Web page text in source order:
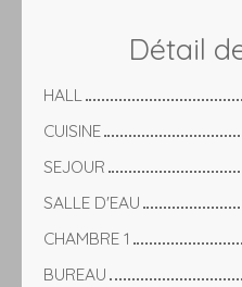
Détail
HALL
CUISINE
SEJOUR
SALLE D'EAU
CHAMBRE 1
BUREAU